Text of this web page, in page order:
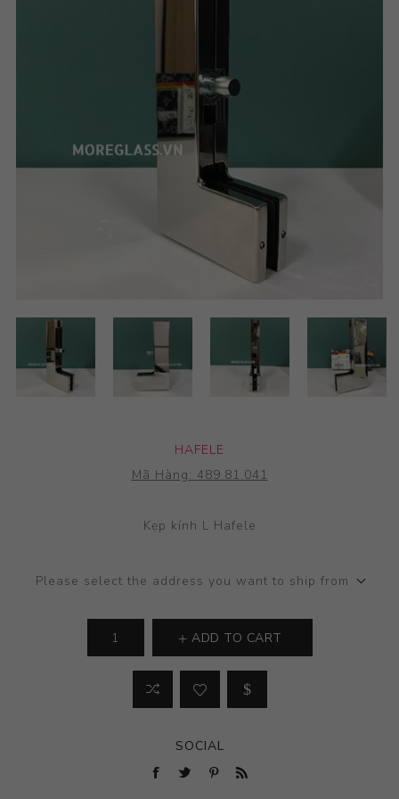
HAFELE
Mã Hàng: 489.81.041
Kẹp kính L Hafele
Please select the address you want to ship from
ADD TO CART
SOCIAL